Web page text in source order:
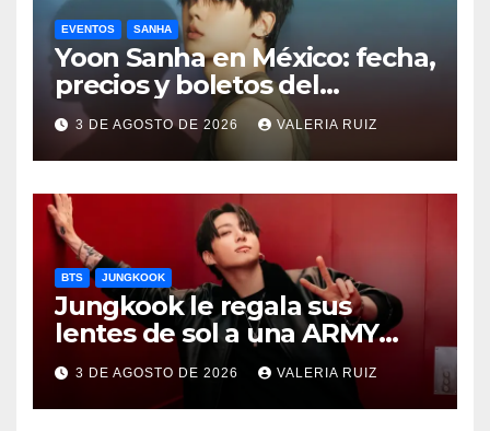
EVENTOS SANHA
Yoon Sanha en México: fecha,
precios y boletos del
FANCON
3 DE AGOSTO DE 2026 VALERIA RUIZ
BTS JUNGKOOK
Jungkook le regala sus
lentes de sol a una ARMY
durante concierto de BTS
3 DE AGOSTO DE 2026 VALERIA RUIZ